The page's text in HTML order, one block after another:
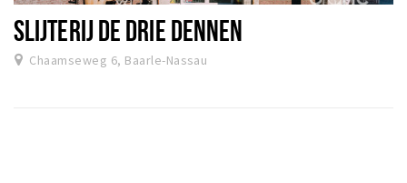
SLIJTERIJ DE DRIE DENNEN
Chaamseweg 6, Baarle-Nassau